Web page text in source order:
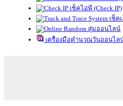
เช็คไอพี (Check IP)
เช็ค
สุ่มออนไลน์
เครื่องมือคำนวณวันออนไล